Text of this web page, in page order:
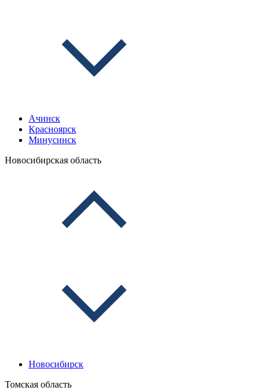
Ачинск
Красноярск
Минусинск
Новосибирская область
Новосибирск
Томская область